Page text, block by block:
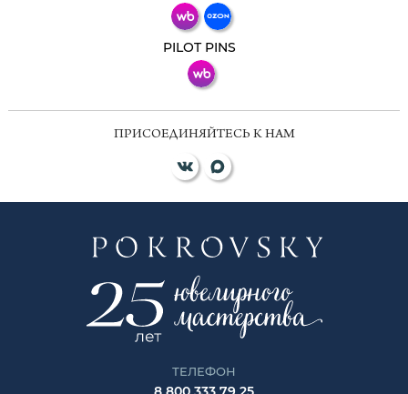
PILOT PINS
ПРИСОЕДИНЯЙТЕСЬ К НАМ
ТЕЛЕФОН